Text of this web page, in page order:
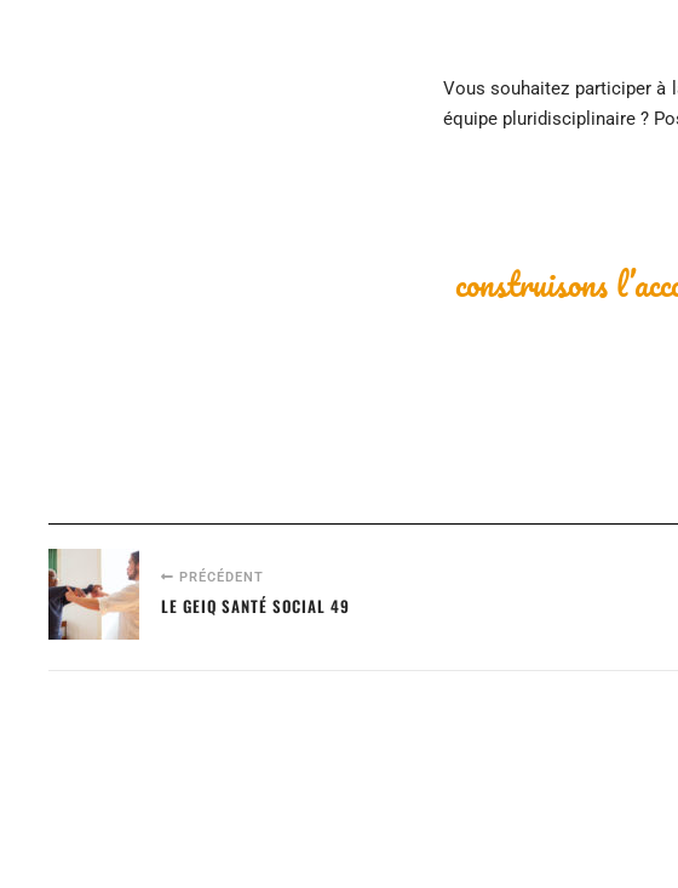
Vous souhaitez participer à
équipe pluridisciplinaire ?
construisons
PRÉCÉDENT
LE GEIQ SANTÉ SOCIAL 49